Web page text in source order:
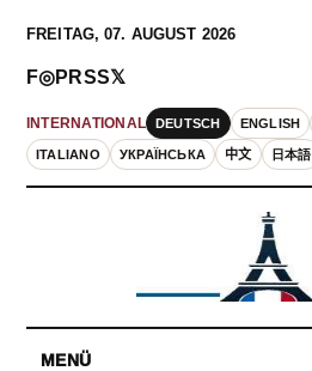
FREITAG, 07. AUGUST 2026
INTERNATIONAL DEUTSCH ENGLISH
ITALIANO УКРАЇНСЬКА 中文 日本語
F◎PRSS𝕏
MENÜ